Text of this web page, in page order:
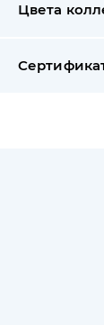
Цвета